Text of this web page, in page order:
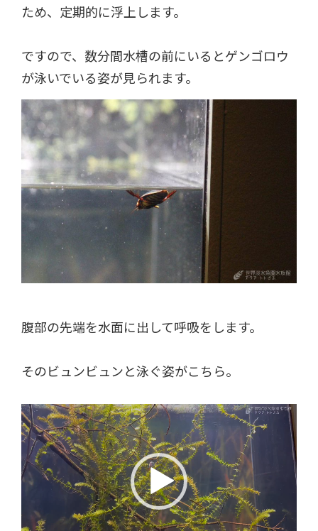
ため、定期的に浮上します。
ですので、数分間水槽の前にいるとゲンゴロウ
が泳いでいる姿が見られます。
腹部の先端を水面に出して呼吸をします。
そのビュンビュンと泳ぐ姿がこちら。
動
画
プ
レ
ヤ